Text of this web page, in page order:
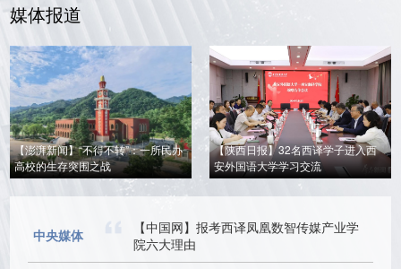
媒体报道
【澎湃新闻】“不得不转”：一所民办
高校的生存突围之战
【陕西日报】32名西译学子进入西
安外国语大学学习交流
中央媒体
【中国网】报考西译凤凰数智传媒产业学
院六大理由